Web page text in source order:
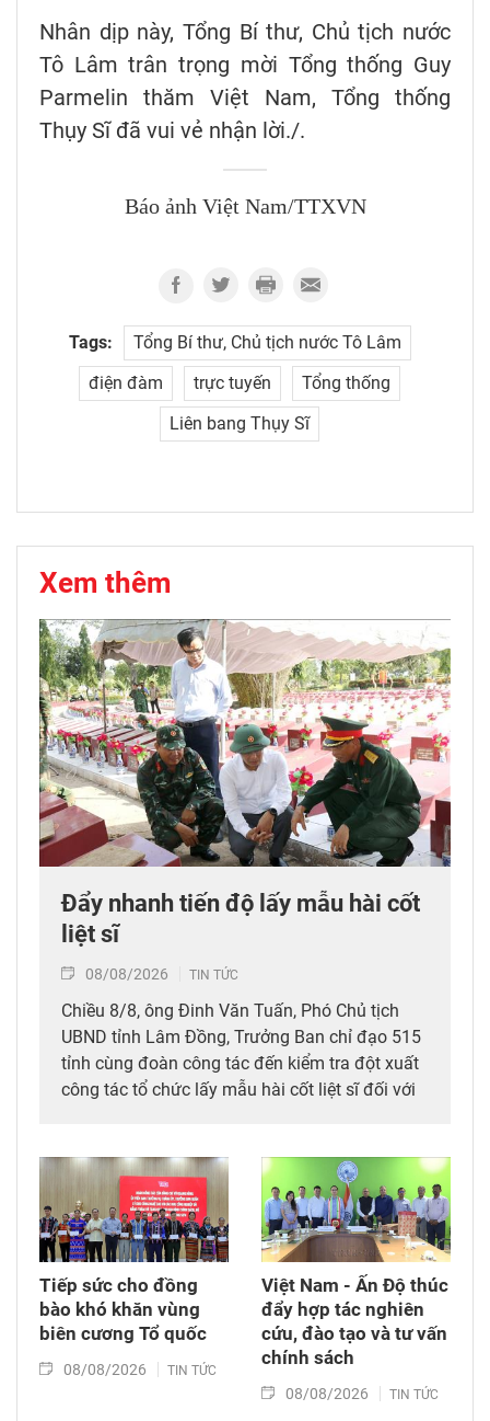
Nhân dịp này, Tổng Bí thư, Chủ tịch nước
Tô Lâm trân trọng mời Tổng thống Guy
Parmelin thăm Việt Nam, Tổng thống
Thụy Sĩ đã vui vẻ nhận lời./.
Báo ảnh Việt Nam/TTXVN
Tags:
Tổng Bí thư, Chủ tịch nước Tô Lâm
điện đàm
trực tuyến
Tổng thống
Liên bang Thụy Sĩ
Xem thêm
Đẩy nhanh tiến độ lấy mẫu hài cốt
liệt sĩ
08/08/2026 TIN TỨC
Chiều 8/8, ông Đinh Văn Tuấn, Phó Chủ tịch
UBND tỉnh Lâm Đồng, Trưởng Ban chỉ đạo 515
tỉnh cùng đoàn công tác đến kiểm tra đột xuất
công tác tổ chức lấy mẫu hài cốt liệt sĩ đối với
thời tặng quà cho cán bộ, chiến sĩ tham gia
công tác lấy mẫu tại đây.
Tiếp sức cho đồng
bào khó khăn vùng
biên cương Tổ quốc
08/08/2026 TIN TỨC
Việt Nam - Ấn Độ thúc
đẩy hợp tác nghiên
cứu, đào tạo và tư vấn
chính sách
08/08/2026 TIN TỨC